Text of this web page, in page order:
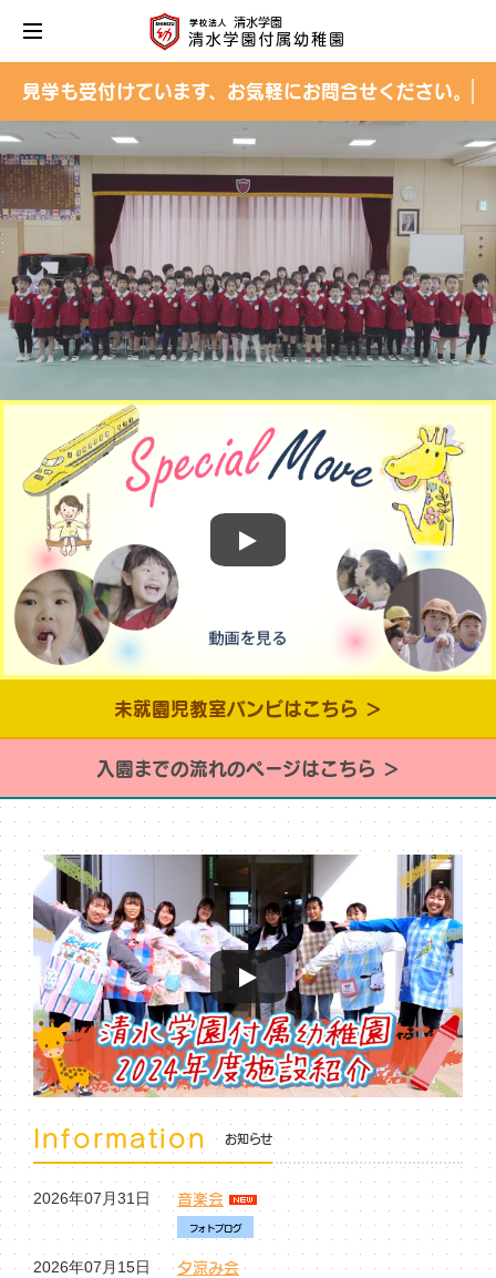
見学も受付けています、お気軽にお問合せください。
未就園児教室バンビはこちら ＞
入園までの流れのページはこちら ＞
Information お知らせ
2026年07月31日 音楽会
フォトブログ
2026年07月15日 夕涼み会